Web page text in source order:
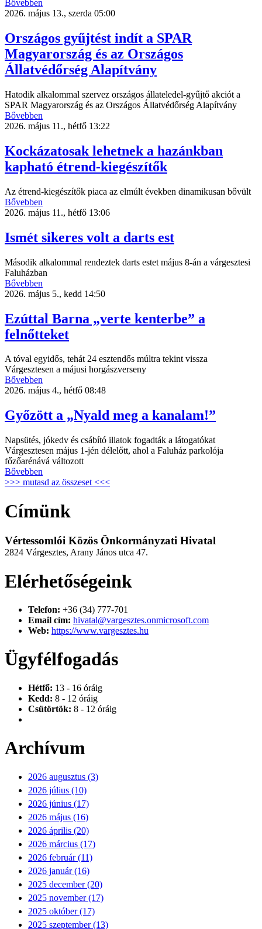
Bővebben
2026. május 13., szerda 05:00
Országos gyűjtést indít a SPAR
Magyarország és az Országos
Állatvédőrség Alapítvány
Hatodik alkalommal szervez országos állateledel-gyűjtő akciót a
SPAR Magyarország és az Országos Állatvédőrség Alapítvány
Bővebben
2026. május 11., hétfő 13:22
Kockázatosak lehetnek a hazánkban
kapható étrend-kiegészítők
Az étrend-kiegészítők piaca az elmúlt években dinamikusan bővült
Bővebben
2026. május 11., hétfő 13:06
Ismét sikeres volt a darts est
Második alkalommal rendeztek darts estet május 8-án a várgesztesi
Faluházban
Bővebben
2026. május 5., kedd 14:50
Ezúttal Barna „verte kenterbe” a
felnőtteket
A tóval egyidős, tehát 24 esztendős múltra tekint vissza
Várgesztesen a májusi horgászverseny
Bővebben
2026. május 4., hétfő 08:48
Győzött a „Nyald meg a kanalam!”
Napsütés, jókedv és csábító illatok fogadták a látogatókat
Várgesztesen május 1-jén délelőtt, ahol a Faluház parkolója
főzőarénává változott
Bővebben
>>> mutasd az összeset <<<
Címünk
Vértessomlói Közös Önkormányzati Hivatal
2824 Várgesztes, Arany János utca 47.
Elérhetőségeink
Telefon: +36 (34) 777-701
Email cím: hivatal@vargesztes.onmicrosoft.com
Web: https://www.vargesztes.hu
Ügyfélfogadás
Hétfő: 13 - 16 óráig
Kedd: 8 - 12 óráig
Csütörtök: 8 - 12 óráig
Archívum
2026 augusztus (3)
2026 július (10)
2026 június (17)
2026 május (16)
2026 április (20)
2026 március (17)
2026 február (11)
2026 január (16)
2025 december (20)
2025 november (17)
2025 október (17)
2025 szeptember (13)